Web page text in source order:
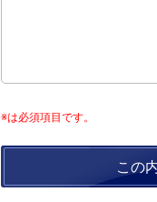
※は必須項目です。